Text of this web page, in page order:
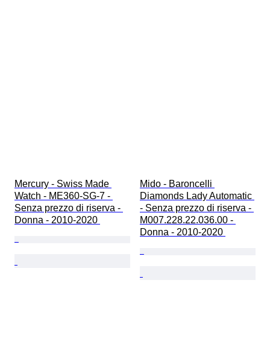
Mercury - Swiss Made
Watch - ME360-SG-7 -
Senza prezzo di riserva -
Donna - 2010-2020
Mido - Baroncelli
Diamonds Lady Automatic
- Senza prezzo di riserva -
M007.228.22.036.00 -
Donna - 2010-2020